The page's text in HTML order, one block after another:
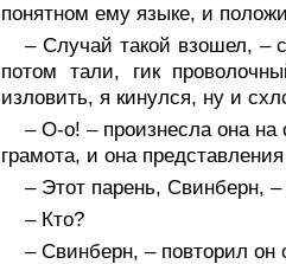
понятном ему языке, и
– Случай такой взошел, –
потом тали, гик
изловить, я кинулся, ну и
– О-о! – произнесла она на
грамота, и она
– Этот парень, Свинберн, –
– Кто?
– Свинберн, – повторил